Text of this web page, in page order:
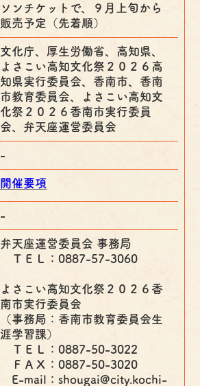
ソンチケットで、９月上旬から
販売予定（先着順）
文化庁、厚生労働省、高知県、
よさこい高知文化祭２０２６高
知県実行委員会、香南市、香南
市教育委員会、よさこい高知文
化祭２０２６香南市実行委員
会、弁天座運営委員会
-
開催要項
-
弁天座運営委員会 事務局
ＴＥＬ：0887-57-3060
よさこい高知文化祭２０２６香
南市実行委員会
（事務局：香南市教育委員会生
涯学習課）
ＴＥＬ：0887-50-3022
ＦＡＸ：0887-50-3020
E-mail：shougai@city.kochi-